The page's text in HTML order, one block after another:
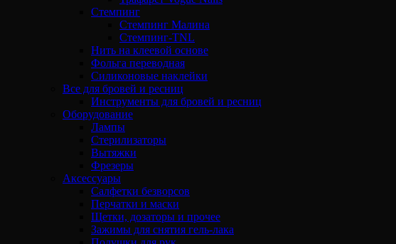
Стемпинг
Стемпинг Малина
Стемпинг-TNL
Нить на клеевой основе
Фольга переводная
Силиконовые наклейки
Все для бровей и ресниц
Инструменты для бровей и ресниц
Оборудование
Лампы
Стерилизаторы
Вытяжки
Фрезеры
Аксессуары
Салфетки безворсов
Перчатки и маски
Щетки, дозаторы и прочее
Зажимы для снятия гель-лака